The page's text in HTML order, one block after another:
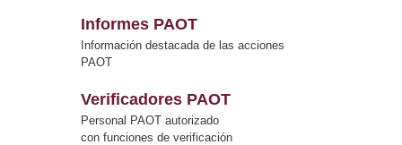
Informes PAOT
Información destacada de las acciones
PAOT
Verificadores PAOT
Personal PAOT autorizado
con funciones de verificación